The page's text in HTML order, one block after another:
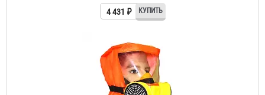
модель)
4 959 ₽